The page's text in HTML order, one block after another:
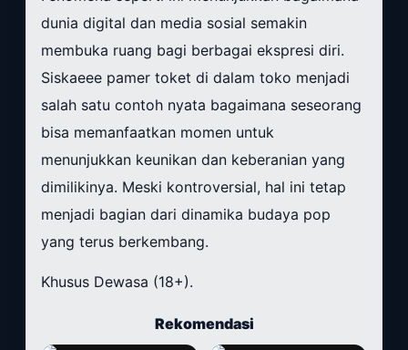
dunia digital dan media sosial semakin
membuka ruang bagi berbagai ekspresi diri.
Siskaeee pamer toket di dalam toko menjadi
salah satu contoh nyata bagaimana seseorang
bisa memanfaatkan momen untuk
menunjukkan keunikan dan keberanian yang
dimilikinya. Meski kontroversial, hal ini tetap
menjadi bagian dari dinamika budaya pop
yang terus berkembang.
Khusus Dewasa (18+).
Rekomendasi